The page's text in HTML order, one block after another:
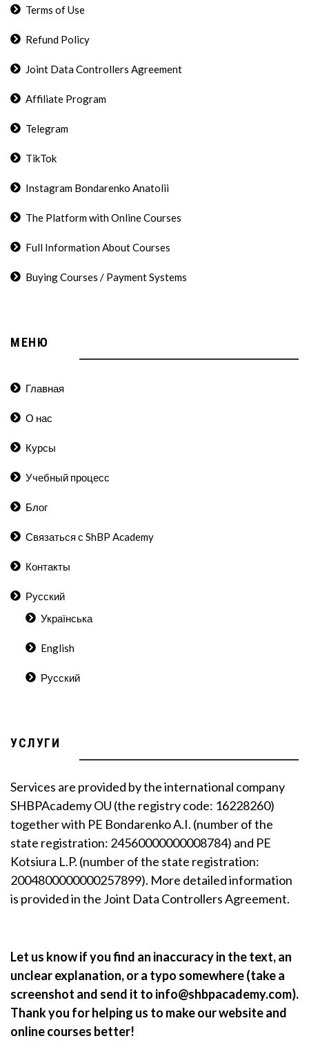
Terms of Use
Refund Policy
Joint Data Controllers Agreement
Affiliate Program
Telegram
TikTok
Instagram Bondarenko Anatolii
The Platform with Online Courses
Full Information About Courses
Buying Courses / Payment Systems
МЕНЮ
Главная
О нас
Курсы
Учебный процесс
Блог
Связаться с ShBP Academy
Контакты
Русский
Українська
English
Русский
УСЛУГИ
Services are provided by the international company
SHBPAcademy OU (the registry code: 16228260)
together with PE Bondarenko A.I. (number of the
state registration: 24560000000008784) and PE
Kotsiura L.P. (number of the state registration:
2004800000000257899). More detailed information
is provided in the Joint Data Controllers Agreement.
Let us know if you find an inaccuracy in the text, an
unclear explanation, or a typo somewhere (take a
screenshot and send it to info@shbpacademy.com).
Thank you for helping us to make our website and
online courses better!